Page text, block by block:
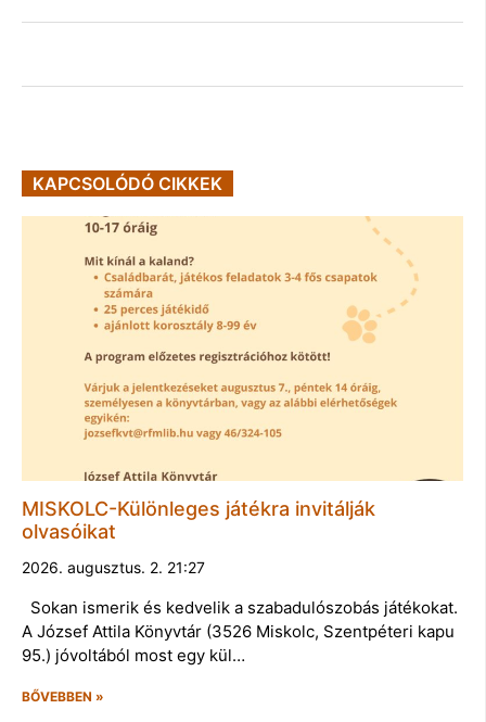
KAPCSOLÓDÓ CIKKEK
MISKOLC-Különleges játékra invitálják
olvasóikat
2026. augusztus. 2. 21:27
Sokan ismerik és kedvelik a szabadulószobás játékokat.
A József Attila Könyvtár (3526 Miskolc, Szentpéteri kapu
95.) jóvoltából most egy kül…
BŐVEBBEN »